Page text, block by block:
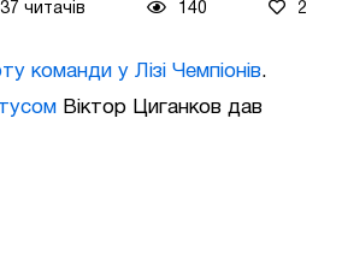
читачів 140 2
команди у Лізі Чемпіонів.
Віктор Циганков дав